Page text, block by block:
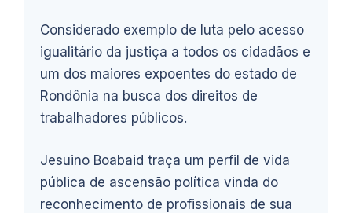
Considerado exemplo de luta pelo acesso
igualitário da justiça a todos os cidadãos e
um dos maiores expoentes do estado de
Rondônia na busca dos direitos de
trabalhadores públicos.
Jesuino Boabaid traça um perfil de vida
pública de ascensão política vinda do
reconhecimento de profissionais de sua